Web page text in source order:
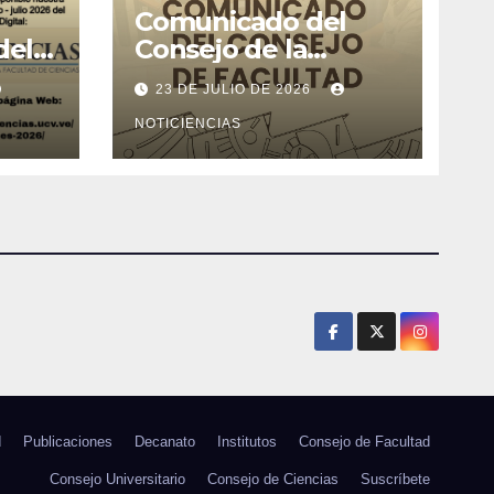
de
Comunicado del
Consejo de la
Facultad de Ciencias
23 DE JULIO DE 2026
NOTICIENCIAS
Publicaciones Decanato Institutos Consejo de Facultad
Consejo Universitario Consejo de Ciencias Suscríbete